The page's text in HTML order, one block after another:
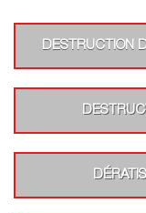
DESTRUCTION